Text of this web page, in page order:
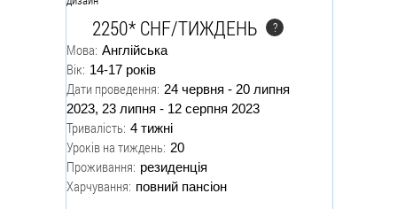
2250* CHF/ТИЖДЕНЬ ?
Мова: Англійська
Вік: 14-17 років
Дати проведення: 24 червня - 20 липня
2023, 23 липня - 12 серпня 2023
Тривалість: 4 тижні
Уроків на тиждень: 20
Проживання: резиденція
Харчування: повний пансіон